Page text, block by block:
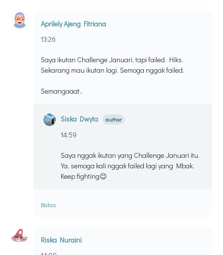
Aprilely Ajeng Fitriana
13:26
Saya ikutan Challenge Januari, tapi failed. Hiks.
Sekarang mau ikutan lagi. Semoga nggak failed.
Semangaaat..
Siska Dwyta
14:59
Saya nggak ikutan yang Challenge Januari itu.
Ya, semoga kali nggak failed lagi yang Mbak.
Keep fighting😉
Balas
Riska Nuraini